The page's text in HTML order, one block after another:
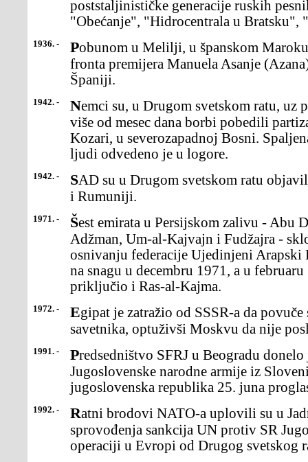
poststaljinističke generacije ruskih
"Obećanje", "Hidrocentrala u
1936. - Pobunom u Melilji, u španskom Maroku, protiv vlade Narodnog
fronta premijera Manuela Asanje
Španiji.
1942. - Nemci su, u Drugom svetskom ratu, uz pomoć domobrana,nakon
više od mesec dana borbi pobedili
Kozari, u severozapadnoj Bosni.
ljudi odvedeno je u logore.
1942. - SAD su u Drugom svetskom ratu objavile rat Bugarskoj, Mađarskoj
i Rumuniji.
1971. - Šest emirata u Persijskom zalivu - Abu Dabi, Dubai,Šardža,
Adžman, Um-al-Kajvajn i Fudžajra -
osnivanju federacije Ujedinjeni Arapski
na snagu u decembru 1971, a u
priključio i Ras-al-Kajma.
1972. - Egipat je zatražio od SSSR-a da povuče svih 20.000 vojnih
savetnika, optuživši Moskvu da nije
1991. - Predsedništvo SFRJ u Beogradu donelo je odluku opovlačenju
Jugoslovenske narodne armije iz
jugoslovenska republika 25. juna
1992. - Ratni brodovi NATO-a uplovili su u Jadransko more radi kontrole
sprovođenja sankcija UN protiv SR
operaciji u Evropi od Drugog svetskog